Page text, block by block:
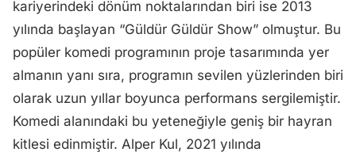
kariyerindeki dönüm noktalarından biri ise 2013
yılında başlayan “Güldür Güldür Show” olmuştur. Bu
popüler komedi programının proje tasarımında yer
almanın yanı sıra, programın sevilen yüzlerinden biri
olarak uzun yıllar boyunca performans sergilemiştir.
Komedi alanındaki bu yeteneğiyle geniş bir hayran
kitlesi edinmiştir. Alper Kul, 2021 yılında